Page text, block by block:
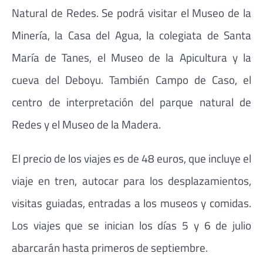
Natural de Redes. Se podrá visitar el Museo de la
Minería, la Casa del Agua, la colegiata de Santa
María de Tanes, el Museo de la Apicultura y la
cueva del Deboyu. También Campo de Caso, el
centro de interpretación del parque natural de
Redes y el Museo de la Madera.
El precio de los viajes es de 48 euros, que incluye el
viaje en tren, autocar para los desplazamientos,
visitas guiadas, entradas a los museos y comidas.
Los viajes que se inician los días 5 y 6 de julio
abarcarán hasta primeros de septiembre.